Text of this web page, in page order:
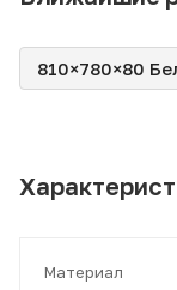
810×780×80
Материал